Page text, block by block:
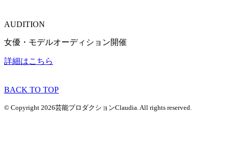
AUDITION
女優・モデルオーディション開催
詳細はこちら
BACK TO TOP
© Copyright 2026芸能プロダクションClaudia. All rights reserved.